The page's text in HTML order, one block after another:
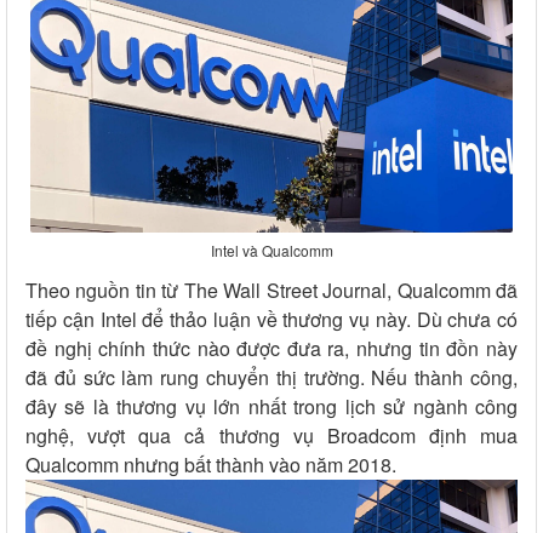
Intel và Qualcomm
Theo nguồn tin từ The Wall Street Journal, Qualcomm đã
tiếp cận Intel để thảo luận về thương vụ này. Dù chưa có
đề nghị chính thức nào được đưa ra, nhưng tin đồn này
đã đủ sức làm rung chuyển thị trường. Nếu thành công,
đây sẽ là thương vụ lớn nhất trong lịch sử ngành công
nghệ, vượt qua cả thương vụ Broadcom định mua
Qualcomm nhưng bất thành vào năm 2018.